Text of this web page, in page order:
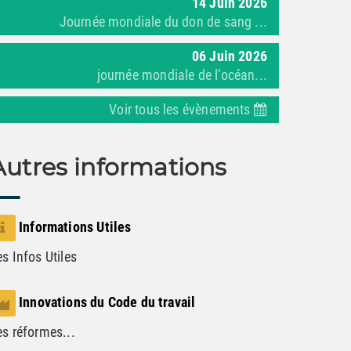
Journée mondiale du don de sang ...
06 Juin 2026
journée mondiale de l’océan...
Voir tous les évènements
informations
Informations Utiles
Infos Utiles
Innovations du Code du travail
réformes...